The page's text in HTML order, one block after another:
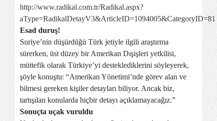
http://www.radikal.com.tr/Radikal.aspx?
aType=RadikalDetayV3&ArticleID=1094005&CategoryID=81
Esad duruş!
Suriye’nin düşürdüğü Türk jetiyle ilgili araştırma
sürerken, üst düzey bir Amerikan Dışişleri yetkilisi,
müttefik olarak Türkiye’yi desteklediklerini söyleyerek,
şöyle konuştu: “Amerikan Yönetimi’nde görev alan ve
bilmesi gereken kişiler detayları biliyor. Ancak biz,
tartışılan konularda hiçbir detayı açıklamayacağız.”
Sonuçta uçak vuruldu